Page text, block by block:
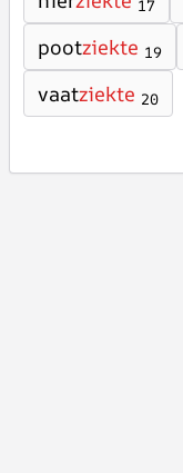
17
pootziekte 19
vaatziekte 20